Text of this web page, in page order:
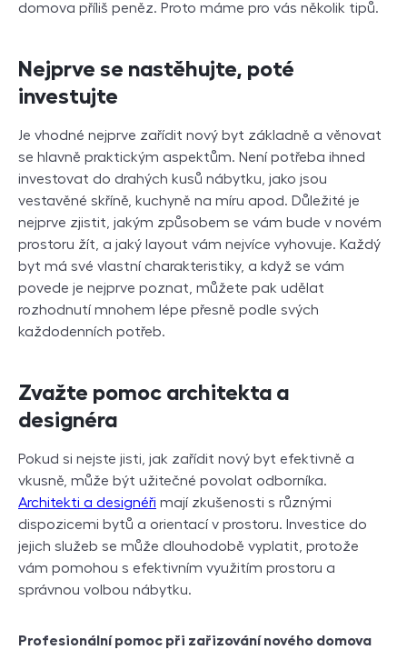
domova příliš peněz. Proto máme pro vás několik tipů.
Nejprve se nastěhujte, poté
investujte
Je vhodné nejprve zařídit nový byt základně a věnovat
se hlavně praktickým aspektům. Není potřeba ihned
investovat do drahých kusů nábytku, jako jsou
vestavěné skříně, kuchyně na míru apod. Důležité je
nejprve zjistit, jakým způsobem se vám bude v novém
prostoru žít, a jaký layout vám nejvíce vyhovuje. Každý
byt má své vlastní charakteristiky, a když se vám
povede je nejprve poznat, můžete pak udělat
rozhodnutí mnohem lépe přesně podle svých
každodenních potřeb.
Zvažte pomoc architekta a
designéra
Pokud si nejste jisti, jak zařídit nový byt efektivně a
vkusně, může být užitečné povolat odborníka.
Architekti a designéři mají zkušenosti s různými
dispozicemi bytů a orientací v prostoru. Investice do
jejich služeb se může dlouhodobě vyplatit, protože
vám pomohou s efektivním využitím prostoru a
správnou volbou nábytku.
Profesionální pomoc při zařizování nového domova